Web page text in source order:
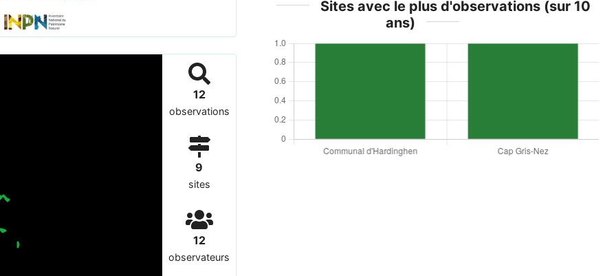
12
observations
9
sites
12
observateurs
Sites avec le plus d'observations (sur 10
ans)